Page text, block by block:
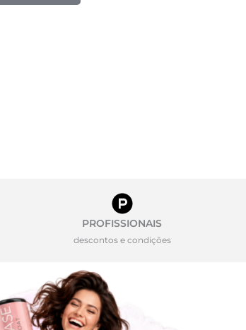
PROFISSIONAIS
descontos e condições